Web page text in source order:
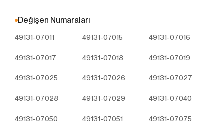
Değişen Numaraları
49131-07011 49131-07015 49131-07016
49131-07017 49131-07018 49131-07019
49131-07025 49131-07026 49131-07027
49131-07028 49131-07029 49131-07040
49131-07050 49131-07051 49131-07075
tarayıcılar aracılığıyla cihazınıza veya ağ sunucusuna
depolanan küçük metin dosyalarıdır. Sitede tercih
ettiğiniz dil ve diğer ayarları içeren bu küçük metin
tercihlerinizin hatırlanmasına ve sitedeki deneyiminizi
yapmamıza yardımcı olur. Böylece bir sonraki
İnternet Sitemizde çerez kullanılmasının başlıca